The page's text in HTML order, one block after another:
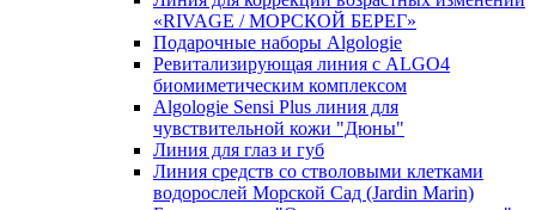
«RIVAGE / МОРСКОЙ БЕРЕГ»
Подарочные наборы Algologie
Ревитализирующая линия с ALGO4
биомиметическим комплексом
Algologie Sensi Plus линия для
чувcтвительной кожи "Дюны"
Линия для глаз и губ
Линия средств со стволовыми клетками
водорослей Морской Сад (Jardin Marin)